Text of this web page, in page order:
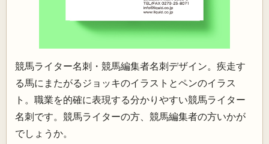
競馬ライター名刺・競馬編集者名刺デザイン。疾走す
る馬にまたがるジョッキのイラストとペンのイラス
ト。職業を的確に表現する分かりやすい競馬ライター
名刺です。競馬ライターの方、競馬編集者の方いかが
でしょうか。